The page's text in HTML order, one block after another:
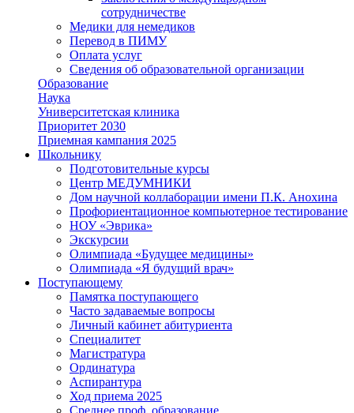
сотрудничестве
Медики для немедиков
Перевод в ПИМУ
Оплата услуг
Сведения об образовательной организации
Образование
Наука
Университетская клиника
Приоритет 2030
Приемная кампания 2025
Школьнику
Подготовительные курсы
Центр МЕДУМНИКИ
Дом научной коллаборации имени П.К. Анохина
Профориентационное компьютерное тестирование
НОУ «Эврика»
Экскурсии
Олимпиада «Будущее медицины»
Олимпиада «Я будущий врач»
Поступающему
Памятка поступающего
Часто задаваемые вопросы
Личный кабинет абитуриента
Специалитет
Магистратура
Ординатура
Аспирантура
Ход приема 2025
Среднее проф. образование